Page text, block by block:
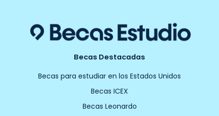
Becas Destacadas
Becas para estudiar en los Estados Unidos
Becas ICEX
Becas Leonardo